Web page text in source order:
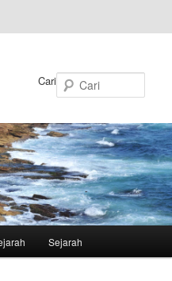
Cari
Sejarah